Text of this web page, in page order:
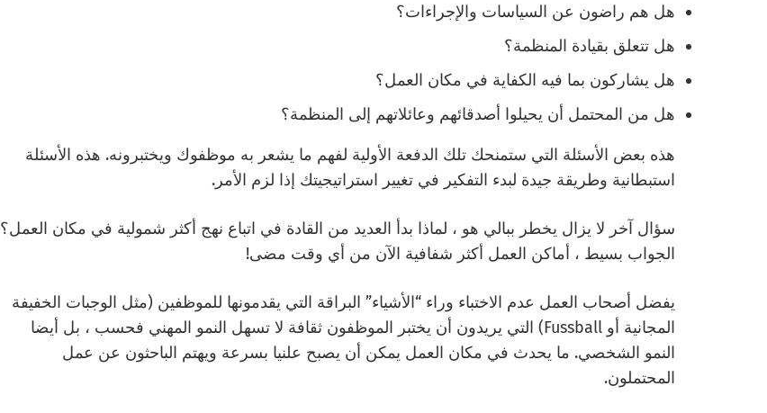
هل هم راضون عن السياسات والإجراءات؟
هل تتعلق بقيادة المنظمة؟
هل يشاركون بما فيه الكفاية في مكان العمل؟
هل من المحتمل أن يحيلوا أصدقائهم وعائلاتهم إلى المنظمة؟
هذه بعض الأسئلة التي ستمنحك تلك الدفعة الأولية لفهم ما يشعر به موظفوك ويختبرونه. هذه الأسئلة
استبطانية وطريقة جيدة لبدء التفكير في تغيير استراتيجيتك إذا لزم الأمر.
سؤال آخر لا يزال يخطر ببالي هو ، لماذا بدأ العديد من القادة في اتباع نهج أكثر شمولية في مكان العمل؟
الجواب بسيط ، أماكن العمل أكثر شفافية الآن من أي وقت مضى!
يفضل أصحاب العمل عدم الاختباء وراء “الأشياء” البراقة التي يقدمونها للموظفين (مثل الوجبات الخفيفة
المجانية أو Fussball) التي يريدون أن يختبر الموظفون ثقافة لا تسهل النمو المهني فحسب ، بل أيضا
النمو الشخصي. ما يحدث في مكان العمل يمكن أن يصبح علنيا بسرعة ويهتم الباحثون عن عمل
المحتملون.